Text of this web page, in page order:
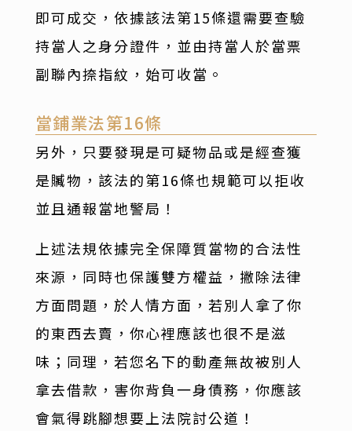
即可成交，依據該法第15條還需要查驗
持當人之身分證件，並由持當人於當票
副聯內捺指紋，始可收當。
當鋪業法第16條
另外，只要發現是可疑物品或是經查獲
是贓物，該法的第16條也規範可以拒收
並且通報當地警局！
上述法規依據完全保障質當物的合法性
來源，同時也保護雙方權益，撇除法律
方面問題，於人情方面，若別人拿了你
的東西去賣，你心裡應該也很不是滋
味；同理，若您名下的動產無故被別人
拿去借款，害你背負一身債務，你應該
會氣得跳腳想要上法院討公道！